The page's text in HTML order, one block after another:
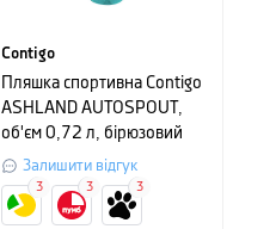
Contigo
Пляшка спортивна Contigo
ASHLAND AUTOSPOUT,
об'єм 0,72 л, бірюзовий
Залишити відгук
3 3 3